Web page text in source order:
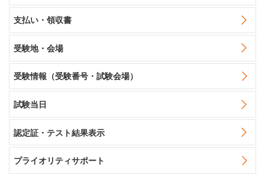
支払い・領収書
受験地・会場
受験情報（受験番号・試験会場）
試験当日
認定証・テスト結果表示
プライオリティサポート